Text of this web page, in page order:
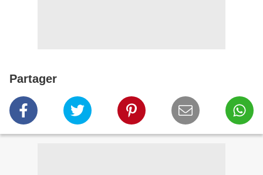
Partager